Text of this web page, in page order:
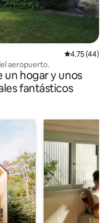
Calificación
4.75 (44)
aeropuerto.
un hogar y unos
fantásticos